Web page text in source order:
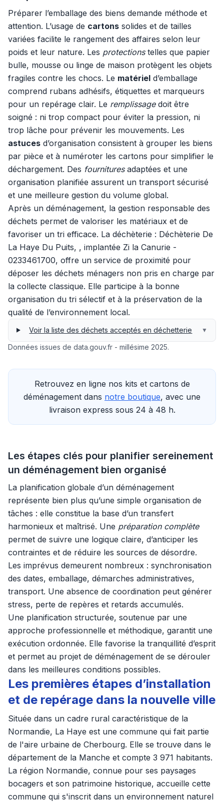
Préparer l’emballage des biens demande méthode et
attention. L’usage de cartons solides et de tailles
variées facilite le rangement des affaires selon leur
poids et leur nature. Les protectionstelles que papier
bulle, mousse ou linge de maison protègent les objets
fragiles contre les chocs. Le matériel d’emballage
comprend rubans adhésifs, étiquettes et marqueurs
pour un repérage clair. Le remplissagedoit être
soigné : ni trop compact pour éviter la pression, ni
trop lâche pour prévenir les mouvements. Les
astuces d’organisation consistent à grouper les biens
par pièce et à numéroter les cartons pour simplifier le
déchargement. Des fournituresadaptées et une
organisation planifiée assurent un transport sécurisé
et une meilleure gestion du volume global.
Après un déménagement, la gestion responsable des
déchets permet de valoriser les matériaux et de
favoriser un tri efficace. La déchèterie : Déchèterie De
La Haye Du Puits, , implantée Zi la Canurie -
0233461700, offre un service de proximité pour
déposer les déchets ménagers non pris en charge par
la collecte classique. Elle participe à la bonne
organisation du tri sélectif et à la préservation de la
qualité de l’environnement local.
Voir la liste des déchets acceptés en déchetterie ▼
Données issues de data.gouv.fr - millésime 2025.
Retrouvez en ligne nos kits et cartons de
déménagement dans notre boutique, avec une
livraison express sous 24 à 48 h.
Les étapes clés pour planifier sereinement
un déménagement bien organisé
La planification globale d’un déménagement
représente bien plus qu’une simple organisation de
tâches : elle constitue la base d’un transfert
harmonieux et maîtrisé. Une préparation complète
permet de suivre une logique claire, d’anticiper les
contraintes et de réduire les sources de désordre.
Les imprévus demeurent nombreux : synchronisation
des dates, emballage, démarches administratives,
transport. Une absence de coordination peut générer
stress, perte de repères et retards accumulés.
Une planification structurée, soutenue par une
approche professionnelle et méthodique, garantit une
exécution ordonnée. Elle favorise la tranquillité d’esprit
et permet au projet de déménagement de se dérouler
dans les meilleures conditions possibles.
Les premières étapes d’installation
et de repérage dans la nouvelle ville
Située dans un cadre rural caractéristique de la
Normandie, La Haye est une commune qui fait partie
de l'aire urbaine de Cherbourg. Elle se trouve dans le
département de la Manche et compte 3 971 habitants.
La région Normandie, connue pour ses paysages
bocagers et son patrimoine historique, accueille cette
commune qui s'inscrit dans un environnement naturel